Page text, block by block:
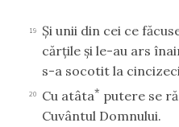
19
Şi unii din cei ce
cărţile şi le-au ars
s-a socotit la
20 Cu atâta* putere se
Cuvântul Domnului.